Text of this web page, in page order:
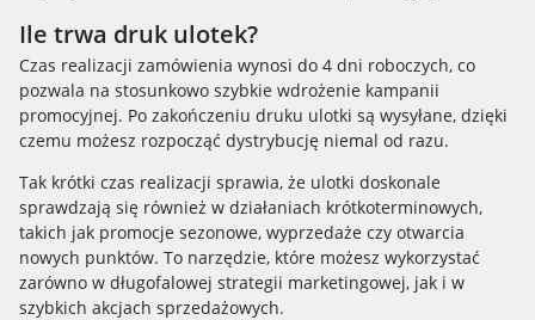
Ile trwa druk ulotek?
Czas realizacji zamówienia wynosi do 4 dni roboczych, co
pozwala na stosunkowo szybkie wdrożenie kampanii
promocyjnej. Po zakończeniu druku ulotki są wysyłane, dzięki
czemu możesz rozpocząć dystrybucję niemal od razu.
Tak krótki czas realizacji sprawia, że ulotki doskonale
sprawdzają się również w działaniach krótkoterminowych,
takich jak promocje sezonowe, wyprzedaże czy otwarcia
nowych punktów. To narzędzie, które możesz wykorzystać
zarówno w długofalowej strategii marketingowej, jak i w
szybkich akcjach sprzedażowych.